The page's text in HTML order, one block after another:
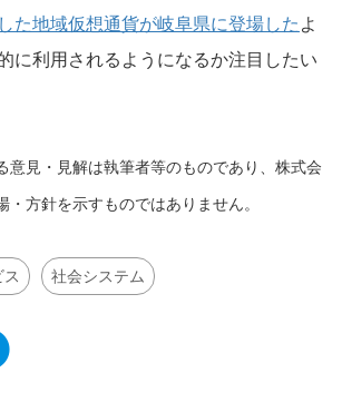
た地域仮想通貨が岐阜県に登場した よ
に利用されるようになるか注目したい
意見・見解は執筆者等のものであり、株式会
・方針を示すものではありません。
社会システム